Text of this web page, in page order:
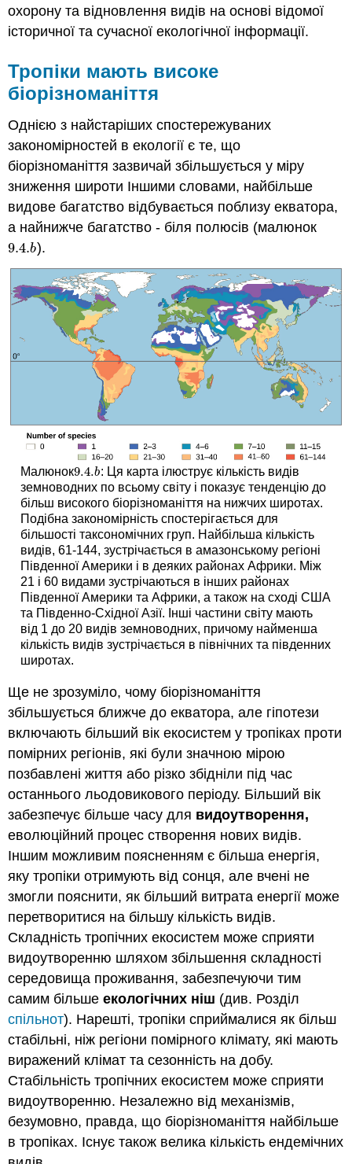
охорону та відновлення видів на основі відомої
історичної та сучасної екологічної інформації.
Тропіки мають високе
біорізноманіття
Однією з найстаріших спостережуваних
закономірностей в екології є те, що
біорізноманіття зазвичай збільшується у міру
зниження широти Іншими словами, найбільше
видове багатство відбувається поблизу екватора,
а найнижче багатство - біля полюсів (малюнок
9.4.b
9.4.b).
Малюнок9.4.b
9.4.b: Ця карта ілюструє кількість видів
земноводних по всьому світу і показує тенденцію до
більш високого біорізноманіття на нижчих широтах.
Подібна закономірність спостерігається для
більшості таксономічних груп. Найбільша кількість
видів, 61-144, зустрічається в амазонському регіоні
Південної Америки і в деяких районах Африки. Між
21 і 60 видами зустрічаються в інших районах
Південної Америки та Африки, а також на сході США
та Південно-Східної Азії. Інші частини світу мають
від 1 до 20 видів земноводних, причому найменша
кількість видів зустрічається в північних та південних
широтах.
Ще не зрозуміло, чому біорізноманіття
збільшується ближче до екватора, але гіпотези
включають більший вік екосистем у тропіках проти
помірних регіонів, які були значною мірою
позбавлені життя або різко збідніли під час
останнього льодовикового періоду. Більший вік
забезпечує більше часу для видоутворення,
еволюційний процес створення нових видів.
Іншим можливим поясненням є більша енергія,
яку тропіки отримують від сонця, але вчені не
змогли пояснити, як більший витрата енергії може
перетворитися на більшу кількість видів.
Складність тропічних екосистем може сприяти
видоутворенню шляхом збільшення складності
середовища проживання, забезпечуючи тим
самим більшеекологічних ніш (див. Розділ
спільнот). Нарешті, тропіки сприймалися як більш
стабільні, ніж регіони помірного клімату, які мають
виражений клімат та сезонність на добу.
Стабільність тропічних екосистем може сприяти
видоутворенню. Незалежно від механізмів,
безумовно, правда, що біорізноманіття найбільше
в тропіках. Існує також велика кількість ендемічних